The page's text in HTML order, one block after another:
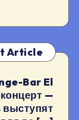
Article
Bar El
—
выступят